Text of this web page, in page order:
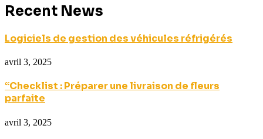
Recent News
Logiciels de gestion des véhicules réfrigérés
avril 3, 2025
“Checklist : Préparer une livraison de fleurs
parfaite
avril 3, 2025